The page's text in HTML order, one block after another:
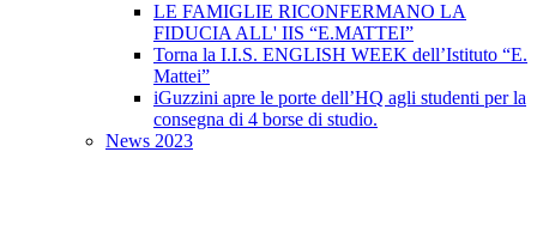
LE FAMIGLIE RICONFERMANO LA
FIDUCIA ALL' IIS “E.MATTEI”
Torna la I.I.S. ENGLISH WEEK dell’Istituto “E.
Mattei”
iGuzzini apre le porte dell’HQ agli studenti per la
consegna di 4 borse di studio.
News 2023